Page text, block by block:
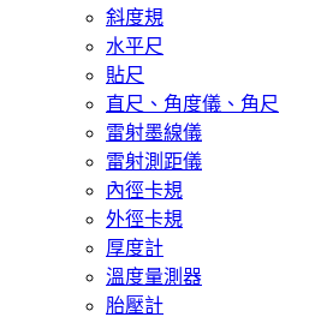
斜度規
水平尺
貼尺
直尺、角度儀、角尺
雷射墨線儀
雷射測距儀
內徑卡規
外徑卡規
厚度計
溫度量測器
胎壓計